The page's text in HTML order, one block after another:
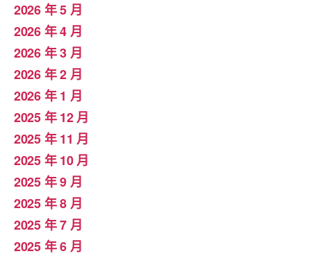
2026 年 5 月
2026 年 4 月
2026 年 3 月
2026 年 2 月
2026 年 1 月
2025 年 12 月
2025 年 11 月
2025 年 10 月
2025 年 9 月
2025 年 8 月
2025 年 7 月
2025 年 6 月